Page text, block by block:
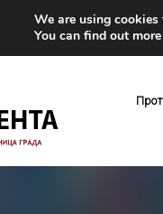
We are using
You can find out